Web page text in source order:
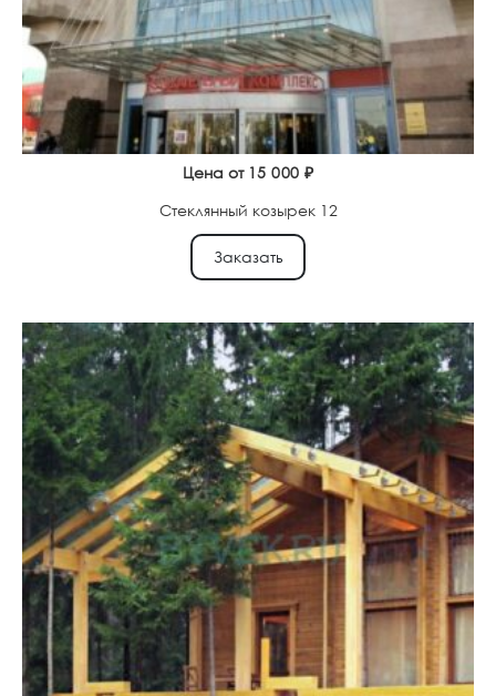
Цена от 15 000 ₽
Стеклянный козырек 12
Заказать